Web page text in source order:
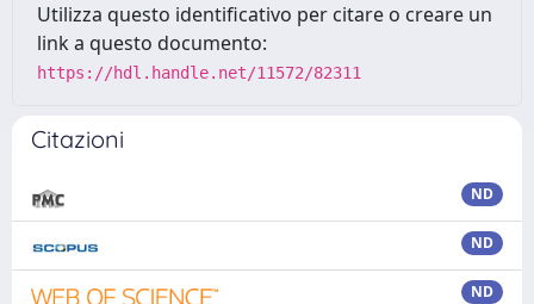
Utilizza questo identificativo per citare o creare un
link a questo documento:
https://hdl.handle.net/11572/82311
Citazioni
ND
ND
ND